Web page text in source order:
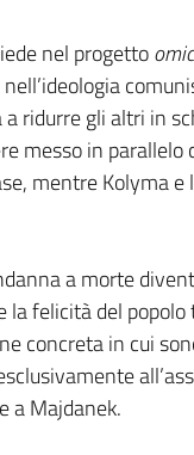
nel progetto
ridurre gli altri in
messo in
mentre Kolyma
a morte
felicità del popolo
concreta in cui
a Majdanek.